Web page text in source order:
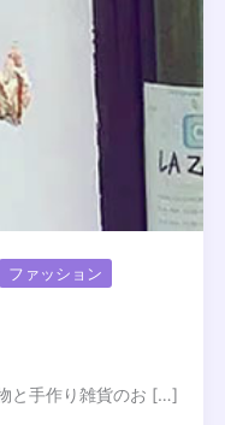
ファッション
と手作り雑貨のお […]